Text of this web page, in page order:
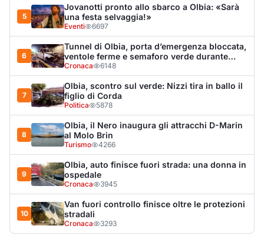
Cronaca 3945
10
Van fuori controllo finisce oltre le protezioni
stradali
Cronaca 3293